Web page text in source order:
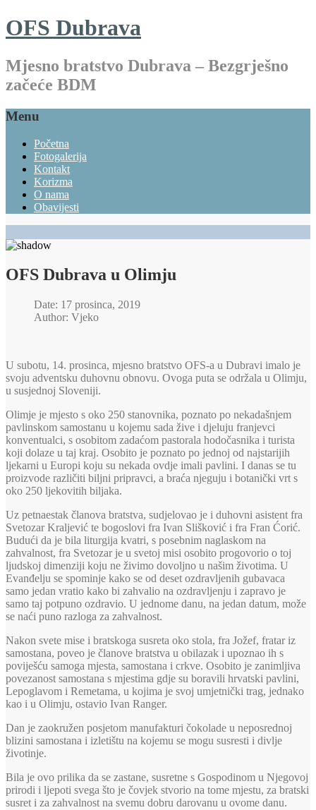
OFS Dubrava
Mjesno bratstvo Dubrava – Bezgrješno
začeće BDM
Menu
Početna
Fotogalerija
Kontakt
Korizma
O nama
Obavijesti
OFS Dubrava u Olimju
Date: 17 prosinca, 2019
Author: Vjeko
U subotu, 14. prosinca, mjesno bratstvo OFS-a u Dubravi imalo je
svoju adventsku duhovnu obnovu. Ovoga puta se održala u Olimju,
u susjednoj Sloveniji.
Olimje je mjesto s oko 250 stanovnika, poznato po nekadašnjem
pavlinskom samostanu u kojemu sada žive i djeluju franjevci
konventualci, s osobitom zadaćom pastorala hodočasnika i turista
koji dolaze u taj kraj. Osobito je poznato po jednoj od najstarijih
ljekarni u Europi koju su nekada ovdje imali pavlini. I danas se tu
proizvode različiti biljni pripravci, a braća njeguju i botanički vrt s
oko 250 ljekovitih biljaka.
Uz petnaestak članova bratstva, sudjelovao je i duhovni asistent fra
Svetozar Kraljević te bogoslovi fra Ivan Slišković i fra Fran Ćorić.
Budući da je bila liturgija kvatri, s posebnim naglaskom na
zahvalnost, fra Svetozar je u svetoj misi osobito progovorio o toj
ljudskoj dimenziji koju ne živimo dovoljno u našim životima. U
Evanđelju se spominje kako se od deset ozdravljenih gubavaca
samo jedan vratio kako bi zahvalio na ozdravljenju i zapravo je
samo taj potpuno ozdravio. U jednome danu, na jedan datum, može
se naći puno razloga za zahvalnost.
Nakon svete mise i bratskoga susreta oko stola, fra Jožef, fratar iz
samostana, poveo je članove bratstva u obilazak i upoznao ih s
poviješću samoga mjesta, samostana i crkve. Osobito je zanimljiva
povezanost samostana s mjestima gdje su boravili hrvatski pavlini,
Lepoglavom i Remetama, u kojima je svoj umjetnički trag, jednako
kao i u Olimju, ostavio Ivan Ranger.
Dan je zaokružen posjetom manufakturi čokolade u neposrednoj
blizini samostana i izletištu na kojemu se mogu susresti i divlje
životinje.
Bila je ovo prilika da se zastane, susretne s Gospodinom u Njegovoj
prirodi i ljepoti svega što je čovjek stvorio na tome mjestu, za bratski
susret i za zahvalnost na svemu dobru darovanu u ovome danu.